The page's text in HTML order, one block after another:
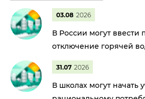
03.08 2026
В России могут ввести
отключение горячей
31.07 2026
В школах могут начать